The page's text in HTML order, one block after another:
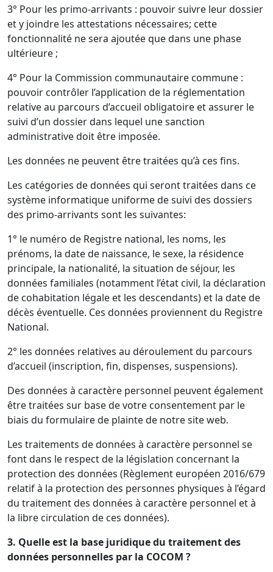
3° Pour les primo-arrivants : pouvoir suivre leur dossier
et y joindre les attestations nécessaires; cette
fonctionnalité ne sera ajoutée que dans une phase
ultérieure ;
4° Pour la Commission communautaire commune :
pouvoir contrôler l’application de la réglementation
relative au parcours d’accueil obligatoire et assurer le
suivi d’un dossier dans lequel une sanction
administrative doit être imposée.
Les données ne peuvent être traitées qu’à ces fins.
Les catégories de données qui seront traitées dans ce
système informatique uniforme de suivi des dossiers
des primo-arrivants sont les suivantes:
1° le numéro de Registre national, les noms, les
prénoms, la date de naissance, le sexe, la résidence
principale, la nationalité, la situation de séjour, les
données familiales (notamment l’état civil, la déclaration
de cohabitation légale et les descendants) et la date de
décès éventuelle. Ces données proviennent du Registre
National.
2° les données relatives au déroulement du parcours
d’accueil (inscription, fin, dispenses, suspensions).
Des données à caractère personnel peuvent également
être traitées sur base de votre consentement par le
biais du formulaire de plainte de notre site web.
Les traitements de données à caractère personnel se
font dans le respect de la législation concernant la
protection des données (Règlement européen 2016/679
relatif à la protection des personnes physiques à l’égard
du traitement des données à caractère personnel et à
la libre circulation de ces données).
3. Quelle est la base juridique du traitement des
données personnelles par la COCOM ?